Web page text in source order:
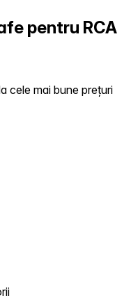
pentru RCA
cele mai bune prețuri